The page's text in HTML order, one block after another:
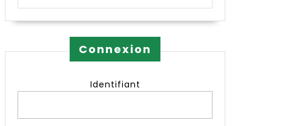
Connexion
Identifiant